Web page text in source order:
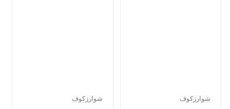
شوارزكوف شوارزكوف